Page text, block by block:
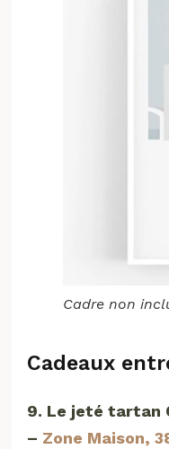
Cadre non
Cadeaux
9. Le jeté tartan
– Zone Maison,